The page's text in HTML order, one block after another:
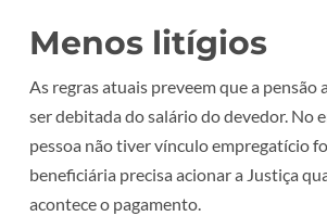
Menos litígios
As regras atuais preveem que a pensão
ser debitada do salário do devedor. No
pessoa não tiver vínculo empregatício
beneficiária precisa acionar a Justiça
acontece o pagamento.